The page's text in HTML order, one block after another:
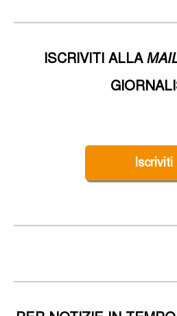
ISCRIVITI ALLA
Iscriviti